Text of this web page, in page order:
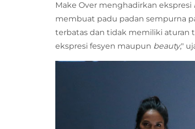
Make Over menghadirkan ekspresi
membuat padu padan sempurna
terbatas dan tidak memiliki aturan
ekspresi fesyen maupun beauty,"